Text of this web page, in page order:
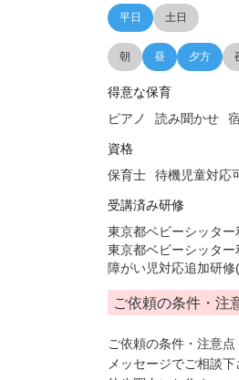
平日 土日
朝 昼 夕方
得意な保育
ピアノ 読み聞かせ
資格
保育士 待機児童対応
受講済み研修
東京都ベビーシッタ
東京都ベビーシッタ
障がい児対応追加研
ご依頼の条件・注
ご依頼の条件・注意点
メッセージでご相談下